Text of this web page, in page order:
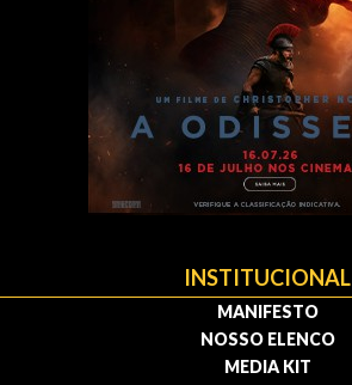
INSTITUCIONAL
MANIFESTO
NOSSO ELENCO
MEDIA KIT